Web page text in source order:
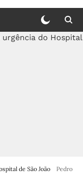
de São João
Pedro